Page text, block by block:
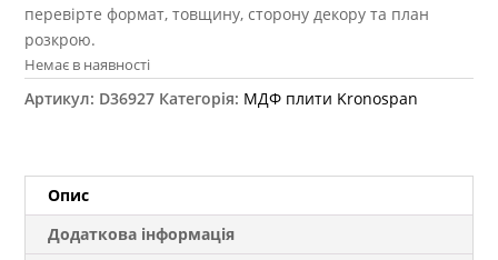
перевірте формат, товщину, сторону декору та план
розкрою.
Немає в наявності
Артикул: D36927 Категорія: МДФ плити Kronospan
Опис
Додаткова інформація